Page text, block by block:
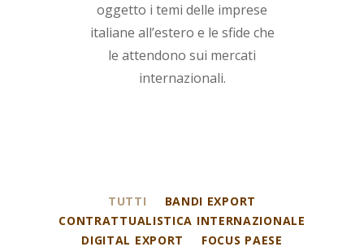
oggetto i temi delle imprese
italiane all’estero e le sfide che
le attendono sui mercati
internazionali.
TUTTI
BANDI EXPORT
CONTRATTUALISTICA INTERNAZIONALE
DIGITAL EXPORT
FOCUS PAESE